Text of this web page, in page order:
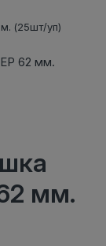
(25шт/уп)
мм.